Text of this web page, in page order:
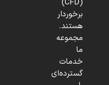
(CFD)
برخوردار
هستند.
مجموعه
ما
خدمات
گسترده‌ای